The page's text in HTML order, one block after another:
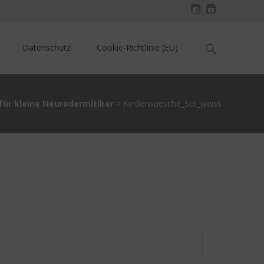
Datenschutz Cookie-Richtlinie (EU)
Search
kleine Neurodermitiker > Kinderwaesche_Set_weiss